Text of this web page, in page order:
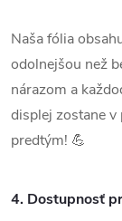
Naša fólia
odolnejšou než
nárazom a
displej zostane
predtým! 💪
4. Dostupnosť